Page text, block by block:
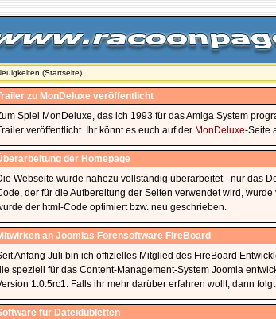
(Startseite)
zu MonDeluxe veröffentlicht
Spiel MonDeluxe, das ich 1993 für das Amiga System
veröffentlicht. Ihr könnt es euch auf der MonDeluxe-Seite
der Homepage
Webseite wurde nahezu vollständig überarbeitet - nur das
der für die Aufbereitung der Seiten verwendet wird,
der html-Code optimiert bzw. neu geschrieben.
an Joomlas Forensoftware FireBoard
Anfang Juli bin ich offizielles Mitglied des FireBoard
speziell für das Content-Management-System Joomla
1.0.5rc1. Falls ihr mehr darüber erfahren wollt, dann
für Dateidubletten